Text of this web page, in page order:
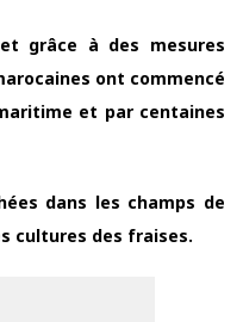
grâce à des mesures
ont commencé
et par centaines
dans les champs de
cultures des fraises.